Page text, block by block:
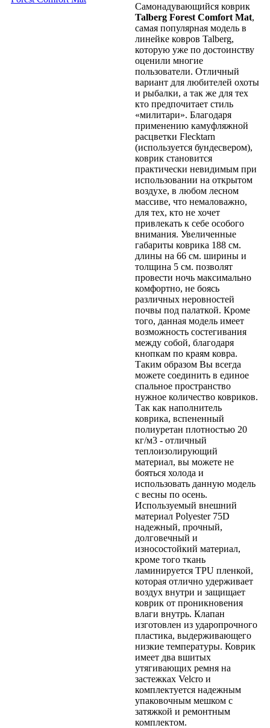
Самонадувающийся коврик
Talberg Forest Comfort Mat,
самая популярная модель в
линейке ковров Talberg,
которую уже по достоинству
оценили многие
пользователи. Отличный
вариант для любителей охоты
и рыбалки, а так же для тех
кто предпочитает стиль
«милитари». Благодаря
применению камуфляжной
расцветки Flecktarn
(используется бундесвером),
коврик становится
практически невидимым при
использовании на открытом
воздухе, в любом лесном
массиве, что немаловажно,
для тех, кто не хочет
привлекать к себе особого
внимания. Увеличенные
габариты коврика 188 см.
длины на 66 см. ширины и
толщина 5 см. позволят
провести ночь максимально
комфортно, не боясь
различных неровностей
почвы под палаткой. Кроме
того, данная модель имеет
возможность состегивания
между собой, благодаря
кнопкам по краям ковра.
Таким образом Вы всегда
можете соединить в единое
спальное пространство
нужное количество ковриков.
Так как наполнитель
коврика, вспененный
полиуретан плотностью 20
кг/м3 - отличный
теплоизолирующий
материал, вы можете не
бояться холода и
использовать данную модель
с весны по осень.
Используемый внешний
материал Polyester 75D
надежный, прочный,
долговечный и
износостойкий материал,
кроме того ткань
ламинируется TPU пленкой,
которая отлично удерживает
воздух внутри и защищает
коврик от проникновения
влаги внутрь. Клапан
изготовлен из ударопрочного
пластика, выдерживающего
низкие температуры. Коврик
имеет два вшитых
утягивающих ремня на
застежках Velcro и
комплектуется надежным
упаковочным мешком с
затяжкой и ремонтным
комплектом.